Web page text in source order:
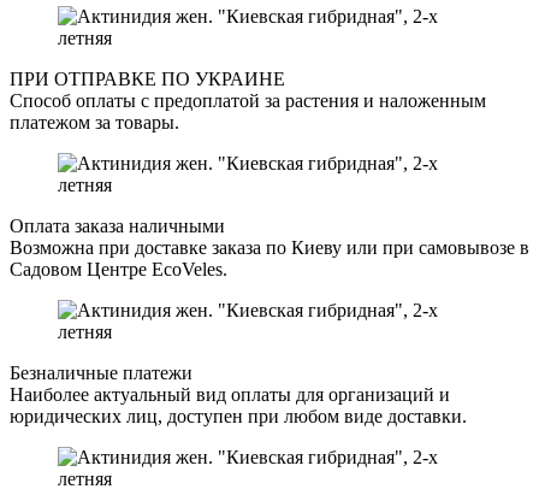
ПРИ ОТПРАВКЕ ПО УКРАИНЕ
Способ оплаты с предоплатой за растения и наложенным
платежом за товары.
Оплата заказа наличными
Возможна при доставке заказа по Киеву или при самовывозе в
Садовом Центре EcoVeles.
Безналичные платежи
Наиболее актуальный вид оплаты для организаций и
юридических лиц, доступен при любом виде доставки.